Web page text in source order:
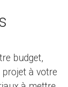
budget,
à votre